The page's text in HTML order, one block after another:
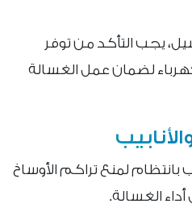
يجب التأكد من توفر
لضمان عمل الغسالة
بانتظام لمنع تراكم الأوساخ
الغسالة.